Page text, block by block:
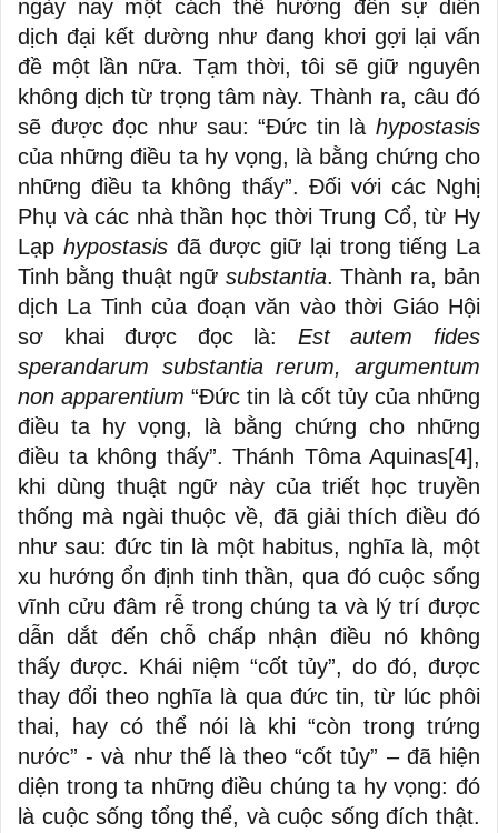
ngày nay một cách thế hướng đến sự diễn
dịch đại kết dường như đang khơi gợi lại vấn
đề một lần nữa. Tạm thời, tôi sẽ giữ nguyên
không dịch từ trọng tâm này. Thành ra, câu đó
sẽ được đọc như sau: “Đức tin là hypostasis
của những điều ta hy vọng, là bằng chứng cho
những điều ta không thấy”. Đối với các Nghị
Phụ và các nhà thần học thời Trung Cổ, từ Hy
Lạp hypostasisđã được giữ lại trong tiếng La
Tinh bằng thuật ngữ substantia. Thành ra, bản
dịch La Tinh của đoạn văn vào thời Giáo Hội
sơ khai được đọc là: Est autem fides
sperandarum substantia rerum, argumentum
non apparentium “Đức tin là cốt tủy của những
điều ta hy vọng, là bằng chứng cho những
điều ta không thấy”. Thánh Tôma Aquinas[4],
khi dùng thuật ngữ này của triết học truyền
thống mà ngài thuộc về, đã giải thích điều đó
như sau: đức tin là một habitus, nghĩa là, một
xu hướng ổn định tinh thần, qua đó cuộc sống
vĩnh cửu đâm rễ trong chúng ta và lý trí được
dẫn dắt đến chỗ chấp nhận điều nó không
thấy được. Khái niệm “cốt tủy”, do đó, được
thay đổi theo nghĩa là qua đức tin, từ lúc phôi
thai, hay có thể nói là khi “còn trong trứng
nước” - và như thế là theo “cốt tủy” – đã hiện
diện trong ta những điều chúng ta hy vọng: đó
là cuộc sống tổng thể, và cuộc sống đích thật.